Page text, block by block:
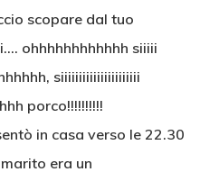
scopare dal tuo
ohhhhhhhhhhhh siiiii
siiiiiiiiiiiiiiiiiiiiii
porco!!!!!!!!!!
in casa verso le 22.30
era un